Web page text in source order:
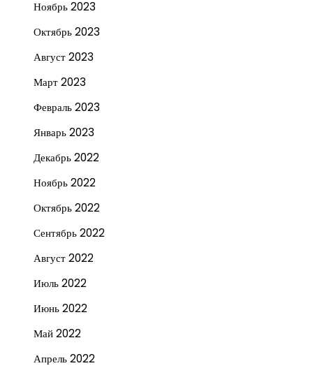
Ноябрь 2023
Октябрь 2023
Август 2023
Март 2023
Февраль 2023
Январь 2023
Декабрь 2022
Ноябрь 2022
Октябрь 2022
Сентябрь 2022
Август 2022
Июль 2022
Июнь 2022
Май 2022
Апрель 2022